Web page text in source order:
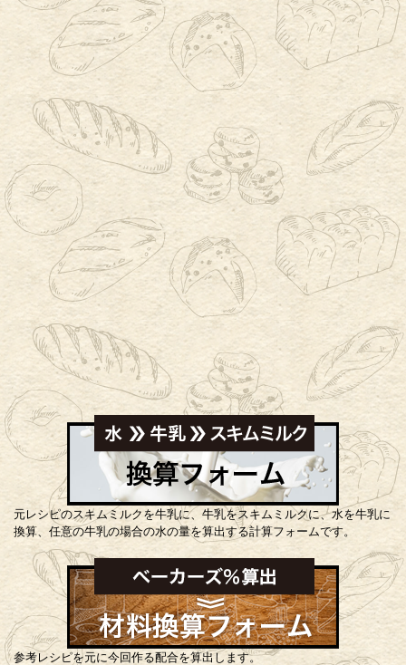
元レシピのスキムミルクを牛乳に、牛乳をスキムミルクに、水を牛乳に
換算、任意の牛乳の場合の水の量を算出する計算フォームです。
参考レシピを元に今回作る配合を算出します。